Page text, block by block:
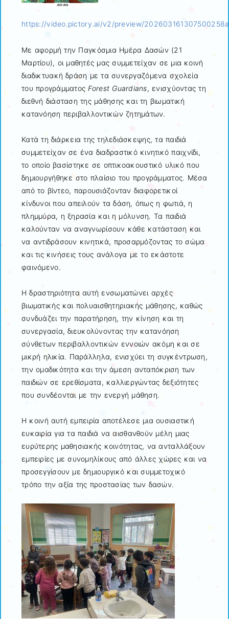
https://video.pictory.ai/v2/preview/
Με αφορμή την Παγκόσμια Ημέρα Δασών (21
Μαρτίου), οι μαθητές μας συμμετείχαν σε μια κοινή
διαδικτυακή δράση με τα συνεργαζόμενα σχολεία
του προγράμματος Forest Guardians, ενισχύοντας τη
διεθνή διάσταση της μάθησης και τη βιωματική
κατανόηση περιβαλλοντικών ζητημάτων.
Κατά τη διάρκεια της τηλεδιάσκεψης, τα παιδιά
συμμετείχαν σε ένα διαδραστικό κινητικό παιχνίδι,
το οποίο βασίστηκε σε οπτικοακουστικό υλικό που
δημιουργήθηκε στο πλαίσιο του προγράμματος. Μέσα
από το βίντεο, παρουσιάζονταν διαφορετικοί
κίνδυνοι που απειλούν τα δάση, όπως η φωτιά, η
πλημμύρα, η ξηρασία και η μόλυνση. Τα παιδιά
καλούνταν να αναγνωρίσουν κάθε κατάσταση και
να αντιδράσουν κινητικά, προσαρμόζοντας το σώμα
και τις κινήσεις τους ανάλογα με το εκάστοτε
φαινόμενο.
Η δραστηριότητα αυτή ενσωματώνει αρχές
βιωματικής και πολυαισθητηριακής μάθησης, καθώς
συνδυάζει την παρατήρηση, την κίνηση και τη
συνεργασία, διευκολύνοντας την κατανόηση
σύνθετων περιβαλλοντικών εννοιών ακόμη και σε
μικρή ηλικία. Παράλληλα, ενισχύει τη συγκέντρωση,
την ομαδικότητα και την άμεση ανταπόκριση των
παιδιών σε ερεθίσματα, καλλιεργώντας δεξιότητες
που συνδέονται με την ενεργή μάθηση.
Η κοινή αυτή εμπειρία αποτέλεσε μια ουσιαστική
ευκαιρία για τα παιδιά να αισθανθούν μέλη μιας
ευρύτερης μαθησιακής κοινότητας, να ανταλλάξουν
εμπειρίες με συνομηλίκους από άλλες χώρες και να
προσεγγίσουν με δημιουργικό και συμμετοχικό
τρόπο την αξία της προστασίας των δασών.